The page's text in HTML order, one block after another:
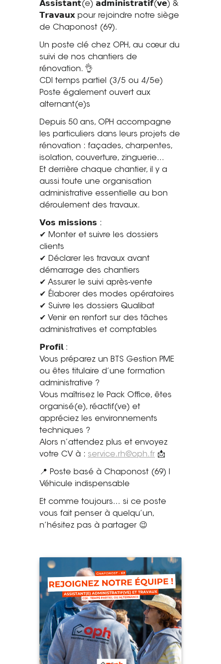
Saint-Étienne
Vichy
La société
Nos réalisations
Pour les pros
Plâtrier / Peintre
Charpentier / Couvreur
Syndic / Régie
Architecte
Demander un devis
Tel. 04 82 29 21 82
Contact
Avis clients
Recrutement
Actualités
Guide rénovation
𝗔𝘀𝘀𝗶𝘀𝘁𝗮𝗻𝘁(e) 𝗮𝗱𝗺𝗶𝗻𝗶𝘀𝘁𝗿𝗮𝘁𝗶𝗳(𝘃𝗲) &
𝗧𝗿𝗮𝘃𝗮𝘂𝘅 pour rejoindre notre siège
de Chaponost (69).
Un poste clé chez OPH, au cœur du
suivi de nos chantiers de
rénovation. 👌
CDI temps partiel (3/5 ou 4/5e)
Poste également ouvert aux
alternant(e)s
Depuis 50 ans, OPH accompagne
les particuliers dans leurs projets de
rénovation : façades, charpentes,
isolation, couverture, zinguerie…
Et derrière chaque chantier, il y a
aussi toute une organisation
administrative essentielle au bon
déroulement des travaux.
𝗩𝗼𝘀 𝗺𝗶𝘀𝘀𝗶𝗼𝗻𝘀 :
✔ Monter et suivre les dossiers
clients
✔ Déclarer les travaux avant
démarrage des chantiers
✔ Assurer le suivi après-vente
✔ Élaborer des modes opératoires
✔ Suivre les dossiers Qualibat
✔ Venir en renfort sur des tâches
administratives et comptables
𝗣𝗿𝗼𝗳𝗶𝗹 :
Vous préparez un BTS Gestion PME
ou êtes titulaire d’une formation
administrative ?
Vous maîtrisez le Pack Office, êtes
organisé(e), réactif(ve) et
appréciez les environnements
techniques ?
Alors n’attendez plus et envoyez
votre CV à : service.rh@oph.fr 📩
📍 Poste basé à Chaponost (69) I
Véhicule indispensable
Et comme toujours… si ce poste
vous fait penser à quelqu’un,
n’hésitez pas à partager 😉